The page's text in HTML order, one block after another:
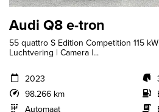
Audi Q8 e-tron
55 quattro S Edition Competition 115
Luchtvering | Camera |...
2023
98.266 km
Automaat